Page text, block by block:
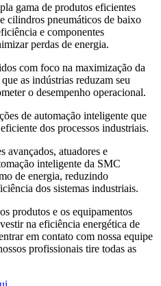
gama de produtos eficientes
cilindros pneumáticos de baixo
e componentes
perdas de energia.
com foco na maximização da
as indústrias reduzam seu
o desempenho operacional.
de automação inteligente que
dos processos industriais.
avançados, atuadores e
inteligente da SMC
de energia, reduzindo
dos sistemas industriais.
produtos e os equipamentos
na eficiência energética de
em contato com nossa equipe
profissionais tire todas as